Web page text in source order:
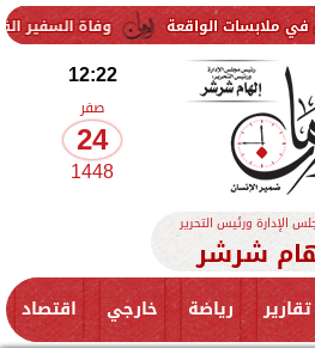
وفاة السفير الفلسطيني دياب
12:22
صفر
24
1448
الإدارة ورئيس التحرير
شرشر
تقارير رياضة خارجي اقتصاد